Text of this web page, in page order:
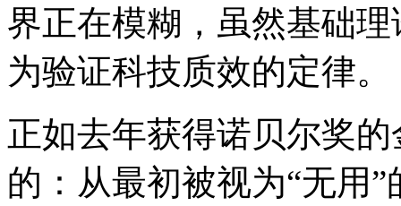
界正在模糊，虽然基础
为验证科技质效的定律。
正如去年获得诺贝尔奖
的：从最初被视为“无用